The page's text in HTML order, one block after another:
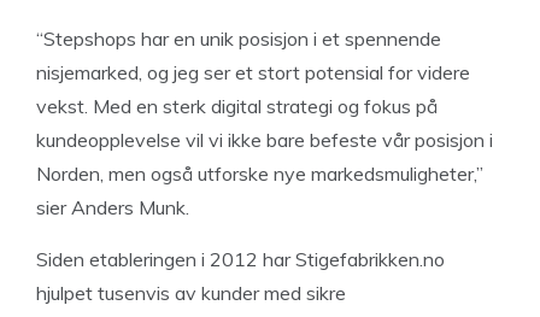
“Stepshops har en unik posisjon i et spennende
nisjemarked, og jeg ser et stort potensial for videre
vekst. Med en sterk digital strategi og fokus på
kundeopplevelse vil vi ikke bare befeste vår posisjon i
Norden, men også utforske nye markedsmuligheter,”
sier Anders Munk.
Siden etableringen i 2012 har Stigefabrikken.no
hjulpet tusenvis av kunder med sikre